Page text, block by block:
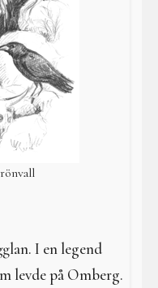
I en legend
levde på Omberg.